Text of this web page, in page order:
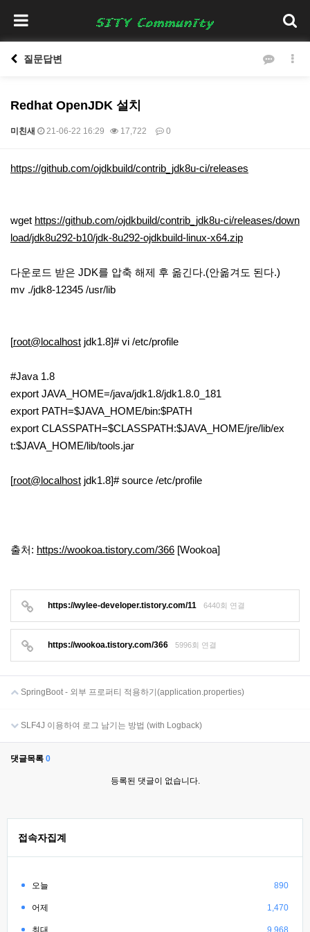
질문답변
Redhat OpenJDK 설치
미친새 21-06-22 16:29 17,722 0
본문
https://github.com/ojdkbuild/contrib_jdk8u-ci/releases
wget https://github.com/ojdkbuild/contrib_jdk8u-ci/releases/down
load/jdk8u292-b10/jdk-8u292-ojdkbuild-linux-x64.zip
다운로드 받은 JDK를 압축 해제 후 옮긴다.(안옮겨도 된다.)
mv ./jdk8-12345 /usr/lib
[root@localhost jdk1.8]# vi /etc/profile
#Java 1.8
export JAVA_HOME=/java/jdk1.8/jdk1.8.0_181
export PATH=$JAVA_HOME/bin:$PATH
export CLASSPATH=$CLASSPATH:$JAVA_HOME/jre/lib/ex
t:$JAVA_HOME/lib/tools.jar
[root@localhost jdk1.8]# source /etc/profile
출처: https://wookoa.tistory.com/366 [Wookoa]
https://wylee-developer.tistory.com/11 6440회 연결
https://wookoa.tistory.com/366 5996회 연결
SpringBoot - 외부 프로퍼티 적용하기(application.properties)
SLF4J 이용하여 로그 남기는 방법 (with Logback)
댓글목록 0
등록된 댓글이 없습니다.
접속자집계
오늘 890
어제 1,470
최대 9,968